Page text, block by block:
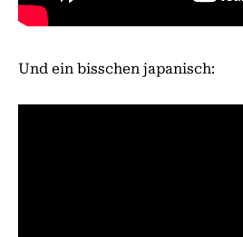
Und ein bisschen japanisch: